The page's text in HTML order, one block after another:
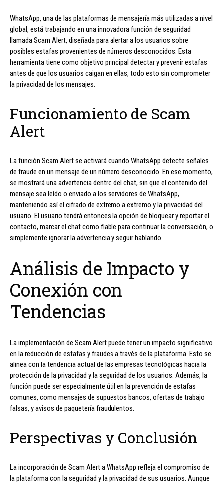
WhatsApp, una de las plataformas de mensajería más utilizadas a nivel
global, está trabajando en una innovadora función de seguridad
llamada Scam Alert, diseñada para alertar a los usuarios sobre
posibles estafas provenientes de números desconocidos. Esta
herramienta tiene como objetivo principal detectar y prevenir estafas
antes de que los usuarios caigan en ellas, todo esto sin comprometer
la privacidad de los mensajes.
Funcionamiento de Scam
Alert
La función Scam Alert se activará cuando WhatsApp detecte señales
de fraude en un mensaje de un número desconocido. En ese momento,
se mostrará una advertencia dentro del chat, sin que el contenido del
mensaje sea leído o enviado a los servidores de WhatsApp,
manteniendo así el cifrado de extremo a extremo y la privacidad del
usuario. El usuario tendrá entonces la opción de bloquear y reportar el
contacto, marcar el chat como fiable para continuar la conversación, o
simplemente ignorar la advertencia y seguir hablando.
Análisis de Impacto y
Conexión con
Tendencias
La implementación de Scam Alert puede tener un impacto significativo
en la reducción de estafas y fraudes a través de la plataforma. Esto se
alinea con la tendencia actual de las empresas tecnológicas hacia la
protección de la privacidad y la seguridad de los usuarios. Además, la
función puede ser especialmente útil en la prevención de estafas
comunes, como mensajes de supuestos bancos, ofertas de trabajo
falsas, y avisos de paquetería fraudulentos.
Perspectivas y Conclusión
La incorporación de Scam Alert a WhatsApp refleja el compromiso de
la plataforma con la seguridad y la privacidad de sus usuarios. Aunque